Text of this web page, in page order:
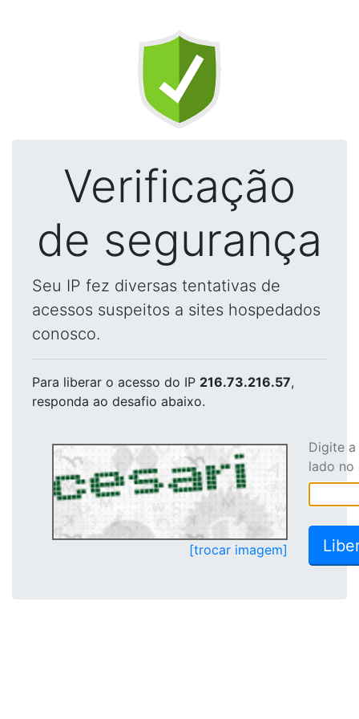
Verificação
de segurança
Seu IP fez diversas tentativas de
acessos suspeitos a sites hospedados
conosco.
Para liberar o acesso do IP 216.73.216.57,
responda ao desafio abaixo.
[trocar imagem]
Digite
lado no